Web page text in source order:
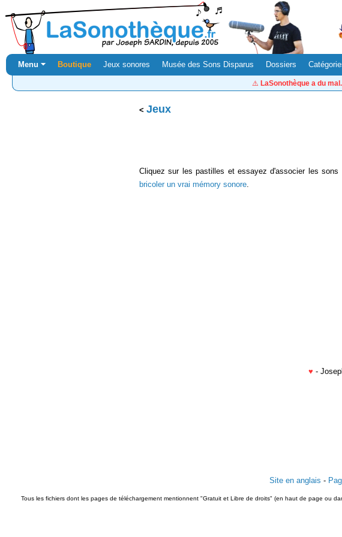
Menu ⏷ Boutique Jeux sonores Musée des Sons Disparus Dossiers
⚠️ LaSonothèque a du
Jeux
Cliquez sur les pastilles et essayez d'associer les
bricoler un vrai mémory sonore.
♥ -
Site en anglais -
Tous les fichiers dont les pages de téléchargement mentionnent "Gratuit et Libre de droits" (en haut de page ou